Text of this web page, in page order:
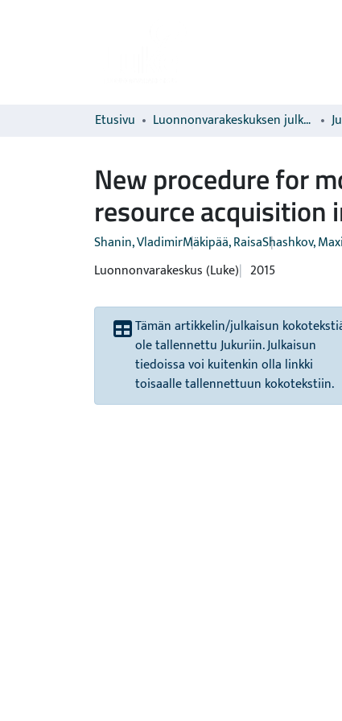
Etusivu Luonnonvarakeskuksen julkaisut
New procedure for
resource acquisition
Shanin, VladimirMäkipää, RaisaShashkov,
Luonnonvarakeskus (Luke) 2015
Tämän artikkelin/julkaisun
ole tallennettu Jukuriin. Julkaisun
tiedoissa voi kuitenkin olla linkki
toisaalle tallennettuun kokotekstiin.